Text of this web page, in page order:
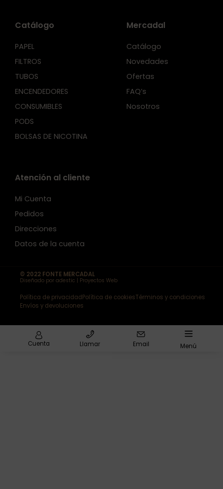
Catálogo
PAPEL
FILTROS
TUBOS
ENCENDEDORES
CONSUMIBLES
PODS
BOLSAS DE NICOTINA
Mercadal
Catálogo
Novedades
Ofertas
FAQ’s
Nosotros
Atención al cliente
Mi Cuenta
Pedidos
Direcciones
Datos de la cuenta
© 2022 FONTE MERCADAL
Diseñado por adestic | Proyectos Web
Política de privacidadPolítica de cookiesTérminos y condiciones
Envíos y devoluciones
Cuenta Llamar Email Menú